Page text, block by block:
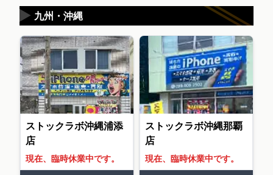
九州・沖縄
▶
ストックラボ沖縄浦添
店
現在、臨時休業中です。
ストックラボ沖縄那覇
店
現在、臨時休業中です。